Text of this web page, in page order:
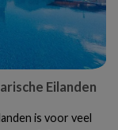
Eilanden
is voor veel